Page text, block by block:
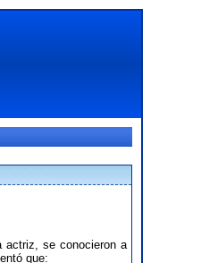
actriz, se conocieron a
que: